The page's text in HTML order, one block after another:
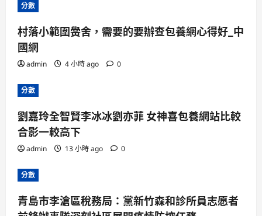
分數
村落小範圍黌舍，需要的要辦查包養網心得好_中
國網
admin 4 小時 ago 0
分數
劉嘉玲全智賢李冰冰劉亦菲 女神喜包養網站比較
合影一較高下
admin 13 小時 ago 0
分數
青島市李滄區稅務局：黨新竹森和診所員志愿者